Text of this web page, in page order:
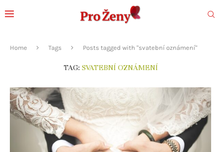
Home Tags Posts tagged with "svatební oznámení"
TAG: SVATEBNÍ OZNÁMENÍ